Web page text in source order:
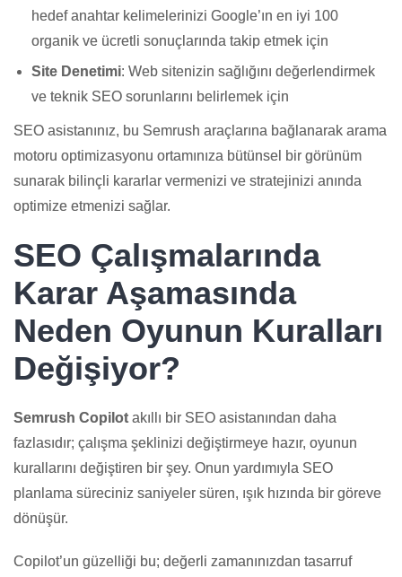
hedef anahtar kelimelerinizi Google’ın en iyi 100
organik ve ücretli sonuçlarında takip etmek için
Site Denetimi: Web sitenizin sağlığını değerlendirmek
ve teknik SEO sorunlarını belirlemek için
SEO asistanınız, bu Semrush araçlarına bağlanarak arama
motoru optimizasyonu ortamınıza bütünsel bir görünüm
sunarak bilinçli kararlar vermenizi ve stratejinizi anında
optimize etmenizi sağlar.
SEO Çalışmalarında
Karar Aşamasında
Neden Oyunun Kuralları
Değişiyor?
Semrush Copilot akıllı bir SEO asistanından daha
fazlasıdır; çalışma şeklinizi değiştirmeye hazır, oyunun
kurallarını değiştiren bir şey. Onun yardımıyla SEO
planlama süreciniz saniyeler süren, ışık hızında bir göreve
dönüşür.
Copilot’un güzelliği bu; değerli zamanınızdan tasarruf